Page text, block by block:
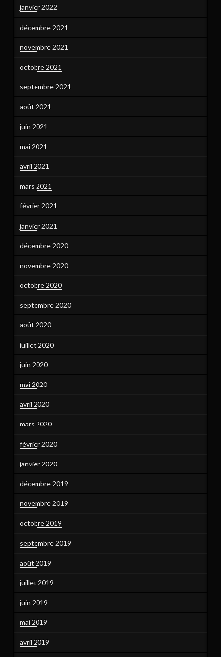
janvier 2022
décembre 2021
novembre 2021
octobre 2021
septembre 2021
août 2021
juin 2021
mai 2021
avril 2021
mars 2021
février 2021
janvier 2021
décembre 2020
novembre 2020
octobre 2020
septembre 2020
août 2020
juillet 2020
juin 2020
mai 2020
avril 2020
mars 2020
février 2020
janvier 2020
décembre 2019
novembre 2019
octobre 2019
septembre 2019
août 2019
juillet 2019
juin 2019
mai 2019
avril 2019